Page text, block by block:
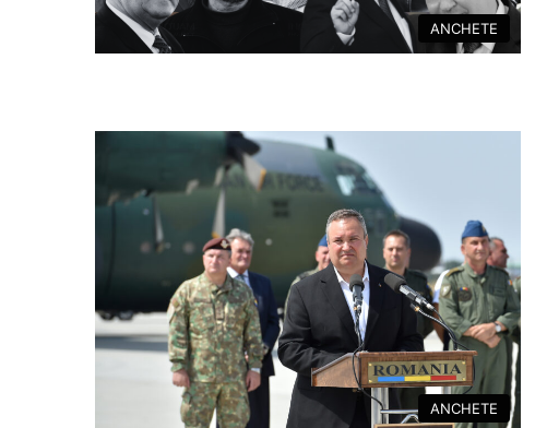
ANCHETE
ANCHETE